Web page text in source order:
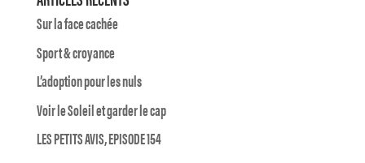
Sur la face cachée
Sport & croyance
L’adoption pour les nuls
Voir le Soleil et garder le cap
LES PETITS AVIS, EPISODE 154